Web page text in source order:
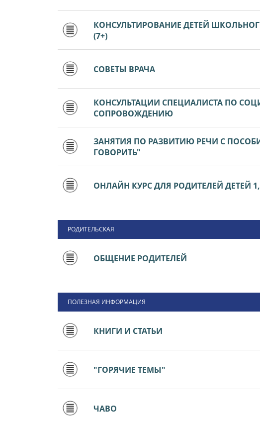
КОНСУЛЬТИРОВАНИЕ ДЕТЕЙ
(7+)
СОВЕТЫ ВРАЧА
КОНСУЛЬТАЦИИ СПЕЦИАЛИСТА ПО
СОПРОВОЖДЕНИЮ
ЗАНЯТИЯ ПО РАЗВИТИЮ РЕЧИ С
ГОВОРИТЬ"
ОНЛАЙН КУРС ДЛЯ РОДИТЕЛЕЙ ДЕТЕЙ
РОДИТЕЛЬСКАЯ
ОБЩЕНИЕ РОДИТЕЛЕЙ
ПОЛЕЗНАЯ ИНФОРМАЦИЯ
КНИГИ И СТАТЬИ
"ГОРЯЧИЕ ТЕМЫ"
ЧАВО